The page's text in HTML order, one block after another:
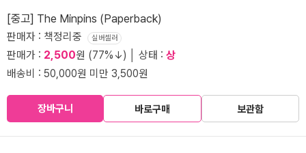
[중고] The Minpins (Paperback)
판매자 : 책정리중 실버셀러
판매가 : 2,500원 (77%↓) │ 상태 : 상
배송비 : 50,000원 미만 3,500원
장바구니 바로구매 보관함